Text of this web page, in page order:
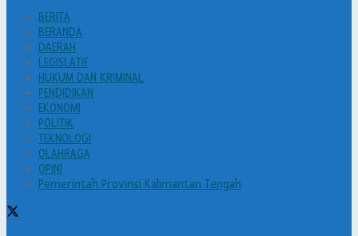
BERITA
BERANDA
DAERAH
LEGISLATIF
HUKUM DAN KRIMINAL
PENDIDIKAN
EKONOMI
POLITIK
TEKNOLOGI
OLAHRAGA
OPINI
Pemerintah Provinsi Kalimantan Tengah